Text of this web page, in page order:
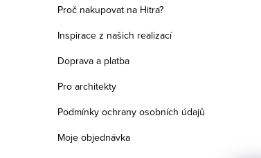
Proč nakupovat na Hitra?
Inspirace z našich realizací
Doprava a platba
Pro architekty
Podmínky ochrany osobních údajů
Moje objednávka